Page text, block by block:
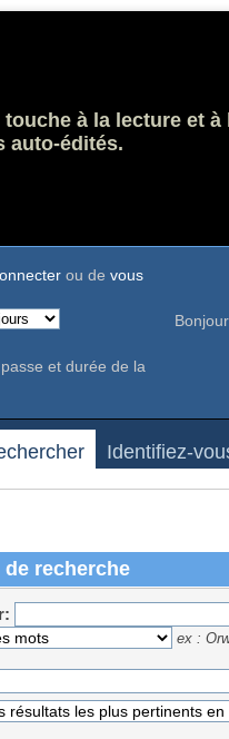
à la lecture et
auto-édités.
ou de vous
et durée de la
Identifiez-
recherche
ex :